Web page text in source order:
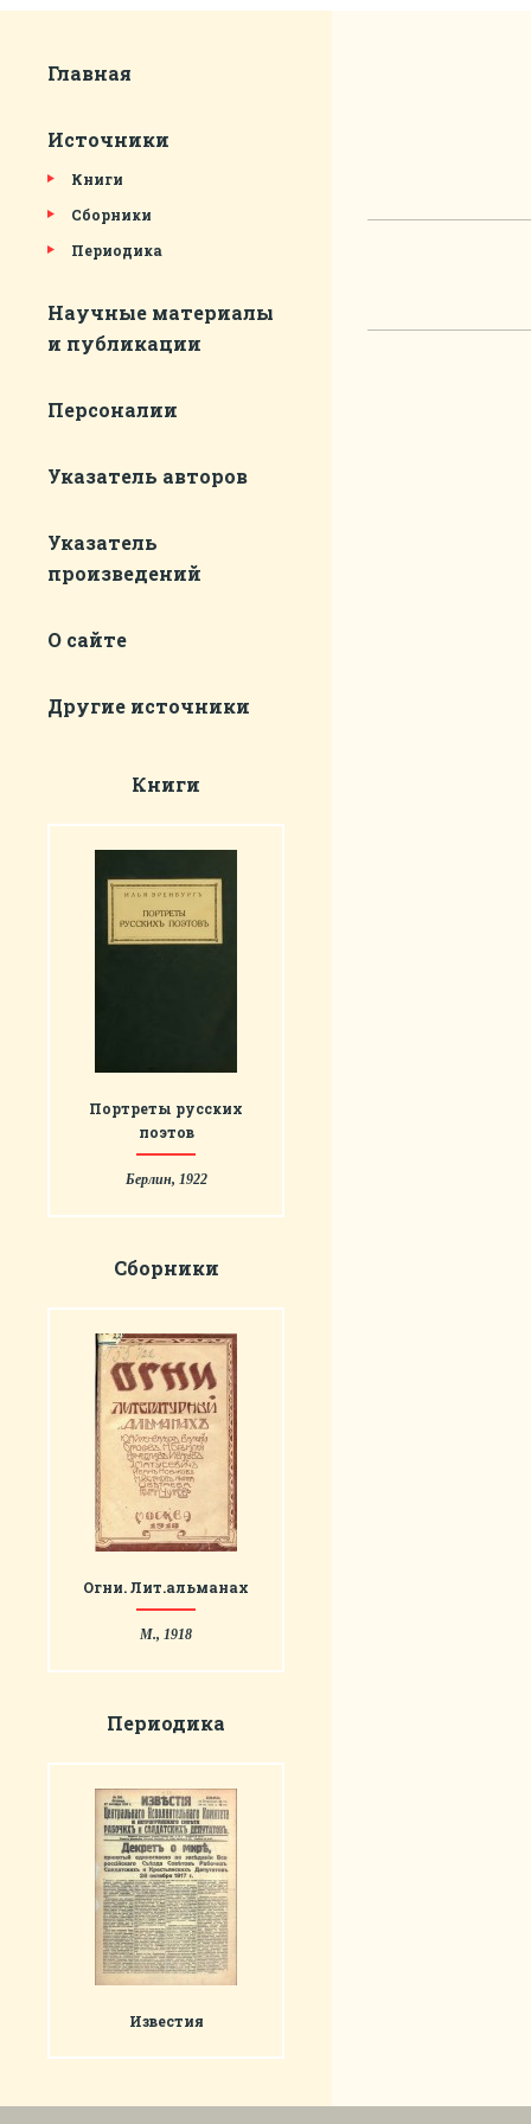
Главная
Источники
Книги
Сборники
Периодика
Научные материалы
и публикации
Персоналии
Указатель авторов
Указатель
произведений
О сайте
Другие источники
Книги
Портреты русских
поэтов
Берлин, 1922
Сборники
Огни. Лит.альманах
М., 1918
Периодика
Известия